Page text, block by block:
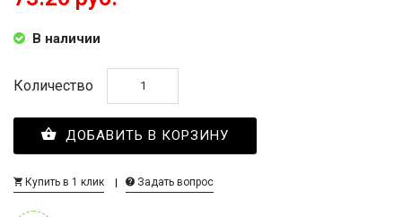
В наличии
Количество
ДОБАВИТЬ В КОРЗИНУ
Купить в 1 клик Задать вопрос